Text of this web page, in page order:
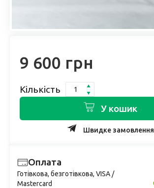
9 600 грн
Кількість
У кошик
Швидке замовлення
Оплата
Готівкова, безготівкова, VISA /
Mastercard